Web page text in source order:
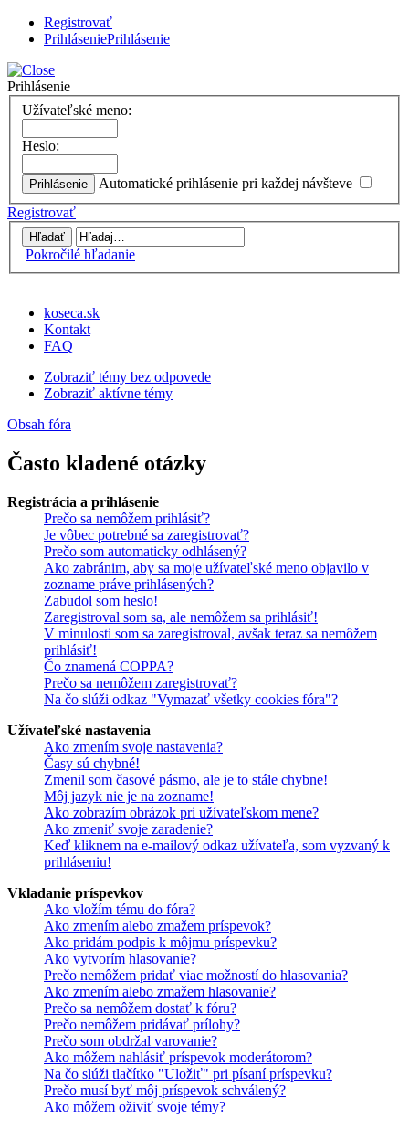
Registrovať |
PrihláseniePrihlásenie
Prihlásenie
Užívateľské meno:
Heslo:
Automatické prihlásenie pri každej návšteve
Registrovať
Pokročilé hľadanie
koseca.sk
Kontakt
FAQ
Zobraziť témy bez odpovede
Zobraziť aktívne témy
Obsah fóra
Často kladené otázky
Registrácia a prihlásenie
Prečo sa nemôžem prihlásiť?
Je vôbec potrebné sa zaregistrovať?
Prečo som automaticky odhlásený?
Ako zabránim, aby sa moje užívateľské meno objavilo v
zozname práve prihlásených?
Zabudol som heslo!
Zaregistroval som sa, ale nemôžem sa prihlásiť!
V minulosti som sa zaregistroval, avšak teraz sa nemôžem
prihlásiť!
Čo znamená COPPA?
Prečo sa nemôžem zaregistrovať?
Na čo slúži odkaz "Vymazať všetky cookies fóra"?
Užívateľské nastavenia
Ako zmením svoje nastavenia?
Časy sú chybné!
Zmenil som časové pásmo, ale je to stále chybne!
Môj jazyk nie je na zozname!
Ako zobrazím obrázok pri užívateľskom mene?
Ako zmeniť svoje zaradenie?
Keď kliknem na e-mailový odkaz užívateľa, som vyzvaný k
prihláseniu!
Vkladanie príspevkov
Ako vložím tému do fóra?
Ako zmením alebo zmažem príspevok?
Ako pridám podpis k môjmu príspevku?
Ako vytvorím hlasovanie?
Prečo nemôžem pridať viac možností do hlasovania?
Ako zmením alebo zmažem hlasovanie?
Prečo sa nemôžem dostať k fóru?
Prečo nemôžem pridávať prílohy?
Prečo som obdržal varovanie?
Ako môžem nahlásiť príspevok moderátorom?
Na čo slúži tlačítko "Uložiť" pri písaní príspevku?
Prečo musí byť môj príspevok schválený?
Ako môžem oživiť svoje témy?